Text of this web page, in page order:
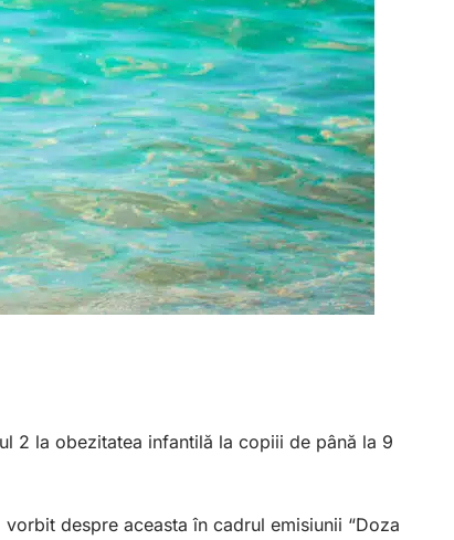
2 la obezitatea infantilă la copiii de până la 9
vorbit despre aceasta în cadrul emisiunii “Doza